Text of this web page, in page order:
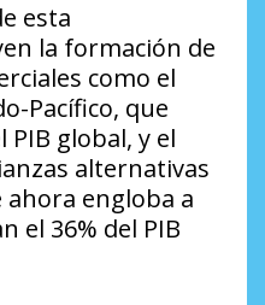
esta
la formación de
como el
Pacífico, que
PIB global, y el
alternativas
ahora engloba a
el 36% del PIB